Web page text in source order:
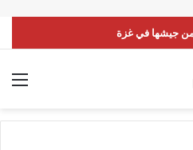
جيشها في غزة